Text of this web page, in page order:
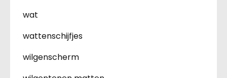
wat
wattenschijfjes
wilgenscherm